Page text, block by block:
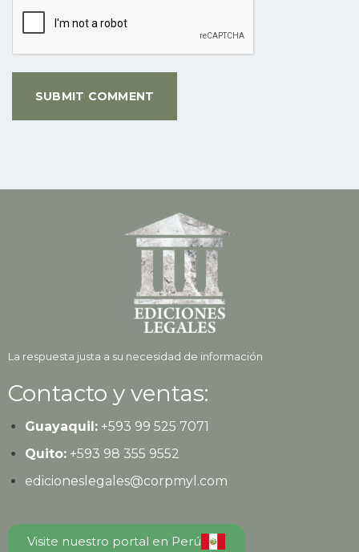
La respuesta justa a su necesidad de información
Contacto y ventas:
Guayaquil:+593 99 525 7071
Quito:+593 98 355 9552
edicioneslegales@corpmyl.com
Visite nuestro portal en Perú